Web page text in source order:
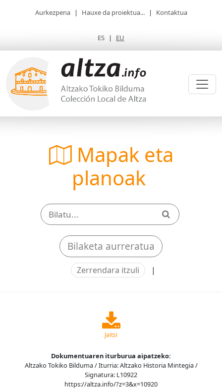
Aurkezpena | Hauxe da proiektua... | Kontaktua
ES | EU
Mapak eta
planoak
Bilaketa aurreratua
Zerrendara itzuli |
Jaitsi
Dokumentuaren iturburua aipatzeko:
Altzako Tokiko Bilduma / Iturria: Altzako Historia Mintegia /
Signatura: L10922
https://altza.info/?z=3&x=10920